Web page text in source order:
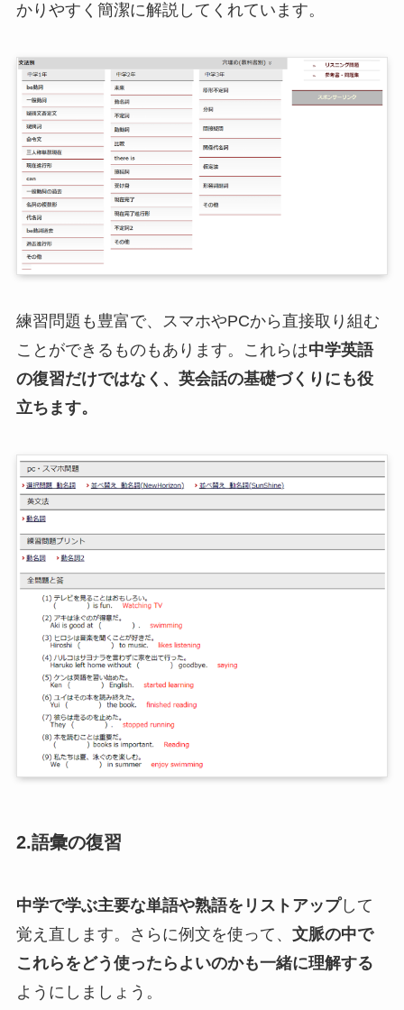
かりやすく簡潔に解説してくれています。
練習問題も豊富で、スマホやPCから直接取り組む
ことができるものもあります。これらは中学英語
の復習だけではなく、英会話の基礎づくりにも役
立ちます。
2.語彙の復習
中学で学ぶ主要な単語や熟語をリストアップして
覚え直します。さらに例文を使って、 文脈の中で
これらをどう使ったらよいのかも一緒に理解する
ようにしましょう。